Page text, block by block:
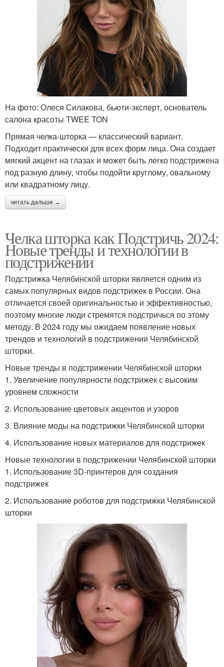
На фото: Олеся Силакова, бьюти-эксперт, основатель
салона красоты TWEE TON
Прямая челка-шторка — классический вариант.
Подходит практически для всех форм лица. Она создает
мягкий акцент на глазах и может быть легко подстрижена
под разную длину, чтобы подойти круглому, овальному
или квадратному лицу.
читать дальше →
Челка шторка как Подстричь 2024:
Новые тренды и технологии в
подстрижении
Подстрижка Челябинской шторки является одним из
самых популярных видов подстрижек в России. Она
отличается своей оригинальностью и эффективностью,
поэтому многие люди стремятся подстричься по этому
методу. В 2024 году мы ожидаем появление новых
трендов и технологий в подстрижении Челябинской
шторки.
Новые тренды в подстрижении Челябинской шторки
1. Увеличение популярности подстрижек с высоким
уровнем сложности
2. Использование цветовых акцентов и узоров
3. Влияние моды на подстрижки Челябинской шторки
4. Использование новых материалов для подстрижек
Новые технологии в подстрижении Челябинской шторки
1. Использование 3D-принтеров для создания
подстрижек
2. Использование роботов для подстрижки Челябинской
шторки